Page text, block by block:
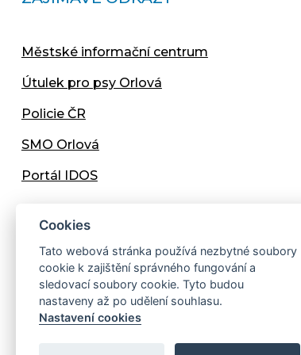
Městské informační centrum
Útulek pro psy Orlová
Policie ČR
SMO Orlová
Portál IDOS
Copyright © 2013 - 2026 Městský úřad Orlová
Cookies
Tato webová stránka používá nezbytné soubory
cookie k zajištění správného fungování a
sledovací soubory cookie. Tyto budou
nastaveny až po udělení souhlasu.
Nastavení cookies